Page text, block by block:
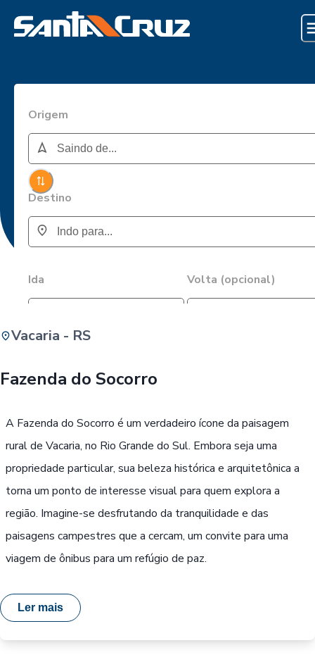
Origem
Destino
Ida Volta (opcional)
Vacaria - RS
Fazenda do Socorro
A Fazenda do Socorro é um verdadeiro ícone da paisagem
rural de Vacaria, no Rio Grande do Sul. Embora seja uma
propriedade particular, sua beleza histórica e arquitetônica a
torna um ponto de interesse visual para quem explora a
região. Imagine-se desfrutando da tranquilidade e das
paisagens campestres que a cercam, um convite para uma
viagem de ônibus para um refúgio de paz.
Ler mais